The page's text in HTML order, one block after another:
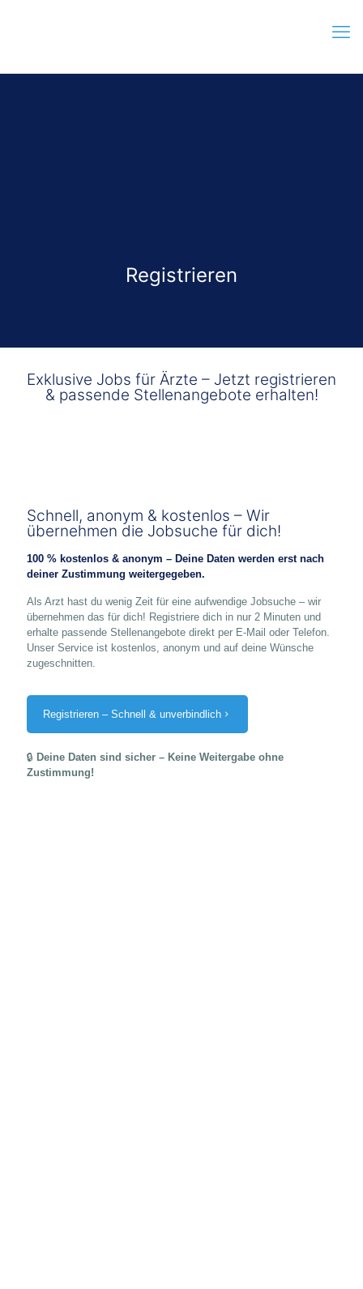
Registrieren
Exklusive Jobs für Ärzte – Jetzt registrieren
& passende Stellenangebote erhalten!
Schnell, anonym & kostenlos – Wir
übernehmen die Jobsuche für dich!
100 % kostenlos & anonym – Deine Daten werden erst nach
deiner Zustimmung weitergegeben.
Als Arzt hast du wenig Zeit für eine aufwendige Jobsuche – wir
übernehmen das für dich! Registriere dich in nur 2 Minuten und
erhalte passende Stellenangebote direkt per E-Mail oder Telefon.
Unser Service ist kostenlos, anonym und auf deine Wünsche
zugeschnitten.
Registrieren – Schnell & unverbindlich
🔒 Deine Daten sind sicher – Keine Weitergabe ohne
Zustimmung!